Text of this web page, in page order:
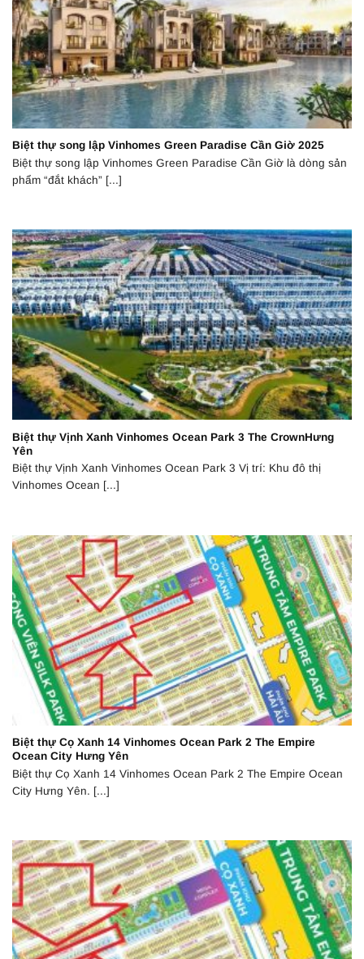
Biệt thự song lập Vinhomes Green Paradise Cần Giờ 2025
Biệt thự song lập Vinhomes Green Paradise Cần Giờ là dòng sản
phẩm “đắt khách” [...]
Biệt thự Vịnh Xanh Vinhomes Ocean Park 3 The CrownHưng
Yên
Biệt thự Vịnh Xanh Vinhomes Ocean Park 3 Vị trí: Khu đô thị
Vinhomes Ocean [...]
Biệt thự Cọ Xanh 14 Vinhomes Ocean Park 2 The Empire
Ocean City Hưng Yên
Biệt thự Cọ Xanh 14 Vinhomes Ocean Park 2 The Empire Ocean
City Hưng Yên. [...]